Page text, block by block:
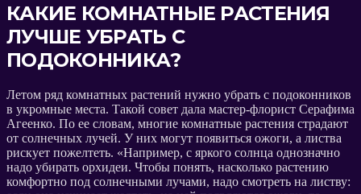
КАКИЕ КОМНАТНЫЕ РАСТЕНИЯ
ЛУЧШЕ УБРАТЬ С
ПОДОКОННИКА?
Летом ряд комнатных растений нужно убрать с подоконников
в укромные места. Такой совет дала мастер-флорист Серафима
Агеенко. По ее словам, многие комнатные растения страдают
от солнечных лучей. У них могут появиться ожоги, а листва
рискует пожелтеть. «Например, с яркого солнца однозначно
надо убирать орхидеи. Чтобы понять, насколько растению
комфортно под солнечными лучами, надо смотреть на листву: